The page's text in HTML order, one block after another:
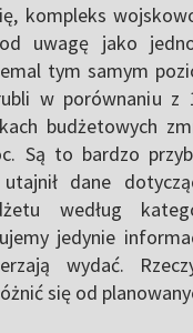
kompleks
uwagę jako
tym samym
w porównaniu z
budżetowych
Są to bardzo
dane
według
jedynie
wydać.
się od